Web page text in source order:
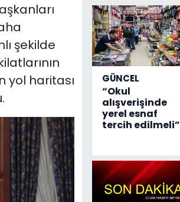
şekilde
yol haritası
GÜNCEL
“Okul
alışverişinde
yerel esnaf
tercih edilmeli”